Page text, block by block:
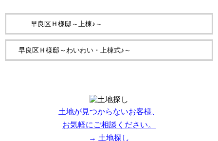
早良区Ｈ様邸～上棟♪～
早良区Ｈ様邸～わいわい・上棟式♪～
土地が見つからないお客様、
お気軽にご相談ください。
→ 土地探し